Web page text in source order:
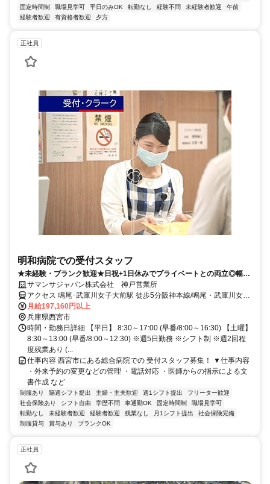
固定時間制
職場見学可 平日のみOK 転勤なし 経験不問 未経験者歓迎
午前
経験者歓迎
有資格者歓迎 夕方
正社員
明和病院での受付スタッフ
★未経験・ブランク歓迎★日祝+1日休みでプライベートとの両立◎幅広
い年代の女性スタッフ活躍中
サマンサジャパン株式会社 神戸営業所
アクセス 鳴尾･武庫川女子大前駅 徒歩5分阪神本線/鳴尾・武庫川女子
大前駅 阪神武庫川線/武庫川駅 JR神戸線/甲子園口駅 阪急今津線/今津
駅
月給197,160円以上
兵庫県西宮市
時間・勤務日詳細 【平日】 8:30～17:00 (早番/8:00～16:30) 【土曜】
8:30～13:00 (早番/8:00～12:30) ※週5日勤務 ※シフト制 ※週2回程
度残業あり (...
仕事内容 西宮市にある総合病院での 受付スタッフ募集！ ▼仕事内容
・外来予約の変更などの管理 ・電話対応 ・医師からの指示による文
書作成 など
制服あり 隔週シフト提出 主婦・主夫歓迎 週1シフト提出
フリーター歓迎
社会保険あり
シフト自由 学歴不問 車通勤OK 固定時間制
職場見学可
転勤なし
未経験者歓迎 経験者歓迎 残業なし 月1シフト提出
社会保険完備
制服貸与
賞与あり ブランクOK
正社員